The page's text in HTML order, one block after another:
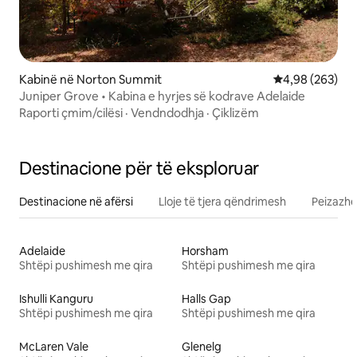
Kabinë në Norton Summit Vlerësimi
4,98 (263)
Juniper Grove • Kabina e hyrjes së kodrave Adelaide
Raporti çmim/cilësi · Vendndodhja · Çiklizëm
Destinacione për të eksploruar
Destinacione në afërsi Lloje të tjera qëndrimesh
Adelaide
Shtëpi pushimesh me qira
Horsham
Shtëpi pushimesh me qira
Ishulli Kanguru
Shtëpi pushimesh me qira
Halls Gap
Shtëpi pushimesh me qira
McLaren Vale
Glenelg